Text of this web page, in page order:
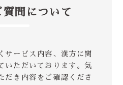
質問について
サービス内容、漢方に関
いただいております。気
だき内容をご確認くださ